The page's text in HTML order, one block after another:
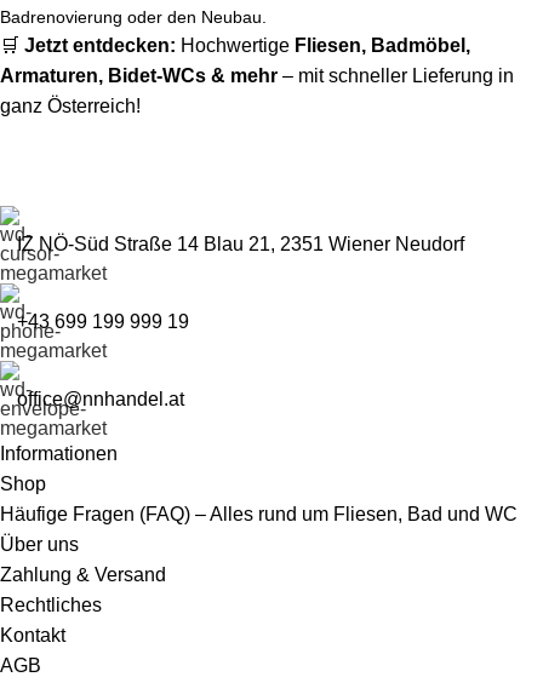
Badrenovierung oder den Neubau.
🛒 Jetzt entdecken: Hochwertige Fliesen, Badmöbel ,
Armaturen, Bidet-WCs & mehr – mit schneller Lieferung in
ganz Österreich!
IZ NÖ-Süd Straße 14 Blau 21, 2351 Wiener Neudorf
+43 699 199 999 19
office@nnhandel.at
Informationen
Shop
Häufige Fragen (FAQ) – Alles rund um Fliesen, Bad und WC
Über uns
Zahlung & Versand
Rechtliches
Kontakt
AGB